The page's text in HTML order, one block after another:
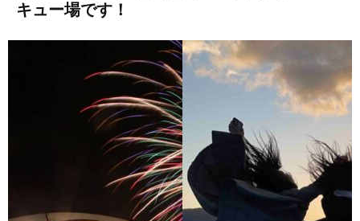
キュー場です！